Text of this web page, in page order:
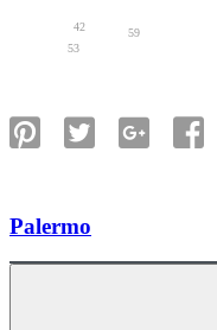
42
53
59
Palermo